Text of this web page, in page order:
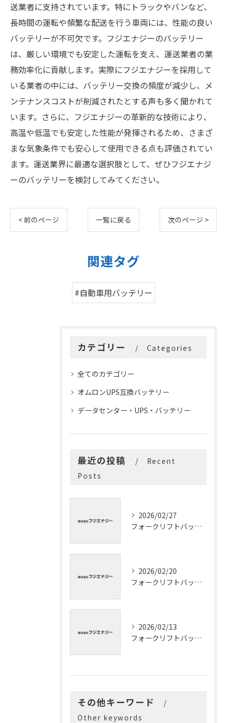
送業者に支持されています。特にトラックやバンなど、
長時間の運転や頻繁な配送を行う車両には、性能の良い
バッテリーが不可欠です。フジエナジーのバッテリー
は、厳しい環境でも安定した運転を支え、運送業者の業
務効率化に貢献します。実際にフジエナジーを採用して
いる業者の中には、バッテリー交換の頻度が減少し、メ
ンテナンスコストが削減されたとする声も多く聞かれて
います。さらに、フジエナジーの革新的な技術により、
高温や低温でも安定した性能が発揮されるため、さまざ
まな気象条件でも安心して使用できる点も評価されてい
ます。運送業界に最適な選択肢として、ぜひフジエナジ
ーのバッテリーを検討してみてください。
< 前のページ 一覧に戻る 次のページ >
関連タグ
#自動車用バッテリー
カテゴリー Categories
全てのカテゴリー
オムロンUPS互換バッテリー
データセンター・UPS・バッテリー
最近の投稿
Recent
Posts
2026/02/27
フォークリフトバッテリー拡張性の実現で作業効率と寿命を両立させる最新活用法
2026/02/20
フォークリフトバッテリーの操作簡単な工夫と寿命を延ばす福岡県の現場実践法
2026/02/13
フォークリフトバッテリーリサイクルで現場コストと環境負荷を大幅に減らす最新手順
その他キーワード
Other keywords